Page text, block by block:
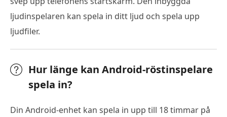
ljudinspelaren kan spela in ditt ljud och spela upp
ljudfiler.
Hur länge kan Android-röstinspelare
spela in?
Din Android-enhet kan spela in upp till 18 timmar på